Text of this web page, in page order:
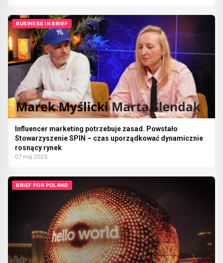
BUSINESS IN BRIEF
Influencer marketing potrzebuje zasad. Powstało
Stowarzyszenie SPIN – czas uporządkować dynamicznie
rosnący rynek
07 maj 2025
BRIEF FOR POLAND